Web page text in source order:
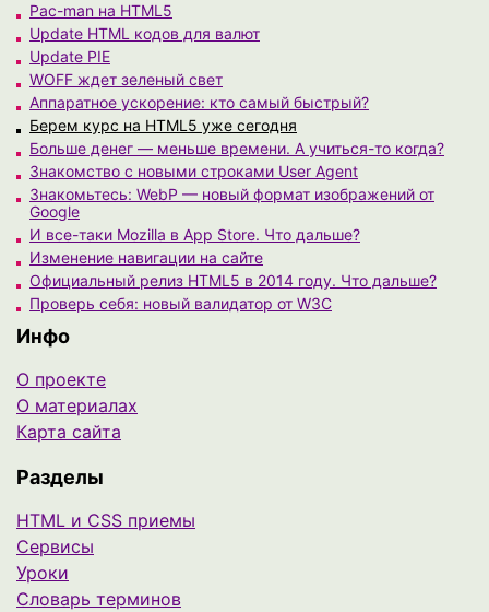
Pac-man на HTML5
Update HTML кодов для валют
Update PIE
WOFF ждет зеленый свет
Аппаратное ускорение: кто самый быстрый?
Берем курс на HTML5 уже сегодня
Больше денег — меньше времени. А учиться-то когда?
Знакомство с новыми строками User Agent
Знакомьтесь: WebP — новый формат изображений от
Google
И все-таки Mozilla в App Store. Что дальше?
Изменение навигации на сайте
Официальный релиз HTML5 в 2014 году. Что дальше?
Проверь себя: новый валидатор от W3C
Инфо
О проекте
О материалах
Карта сайта
Разделы
HTML и CSS приемы
Сервисы
Уроки
Cловарь терминов